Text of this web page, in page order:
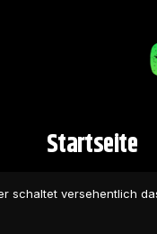
Startseite
schaltet versehentlich